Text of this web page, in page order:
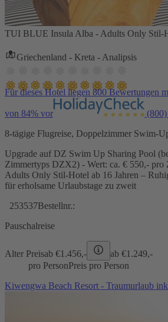
TUI BLUE Insula Alba - Adults Only Stil-
Griechenland - Kreta - Analipsis
Für dieses Hotel liegen 800 Bewertungen
von 84% vor (800)
8-tägige Flugreise, Doppelzimmer Swim-
Upgrade auf DZ Swim Up Sharing Pool
Zimmertyps DZX2) - Wert: ca. € 550,- pro
Adults Only Stil-Hotel ab 16 Jahren –
für erholsame Urlaubstage zu zweit
253537Bestellnr.:
Pauschalreise
Alter Preisab €1.456,- ab €1.249,-
pro PersonPreis pro Person
Kiwengwa Beach Resort - Traumurlaub